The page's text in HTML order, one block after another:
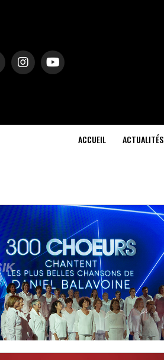
ACCUEIL ACTUALITÉS